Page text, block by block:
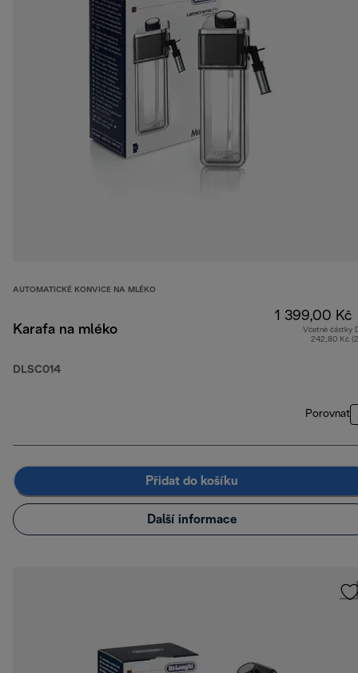
AUTOMATICKÉ KONVICE NA MLÉKO
Karafa na mléko
DLSC014
1 399,00 Kč
Včetně částky
242,80 Kč
Porovnat
Přidat do košíku
Další informace